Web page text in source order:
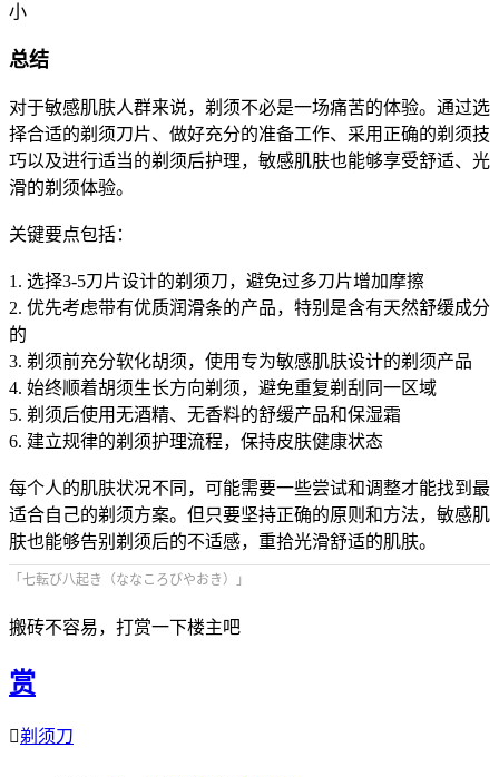
小
总结
对于敏感肌肤人群来说，剃须不必是一场痛苦的体验。通过选
择合适的剃须刀片、做好充分的准备工作、采用正确的剃须技
巧以及进行适当的剃须后护理，敏感肌肤也能够享受舒适、光
滑的剃须体验。
关键要点包括：
1. 选择3-5刀片设计的剃须刀，避免过多刀片增加摩擦
2. 优先考虑带有优质润滑条的产品，特别是含有天然舒缓成分
的
3. 剃须前充分软化胡须，使用专为敏感肌肤设计的剃须产品
4. 始终顺着胡须生长方向剃须，避免重复剃刮同一区域
5. 剃须后使用无酒精、无香料的舒缓产品和保湿霜
6. 建立规律的剃须护理流程，保持皮肤健康状态
每个人的肌肤状况不同，可能需要一些尝试和调整才能找到最
适合自己的剃须方案。但只要坚持正确的原则和方法，敏感肌
肤也能够告别剃须后的不适感，重拾光滑舒适的肌肤。
「七転び八起き（ななころびやおき）」
搬砖不容易，打赏一下楼主吧
赏
剃须刀